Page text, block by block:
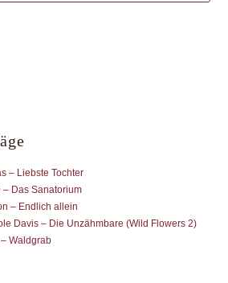
– Liebste Tochter
– Das Sanatorium
– Endlich allein
Davis – Die Unzähmbare (Wild Flowers 2)
Waldgrab